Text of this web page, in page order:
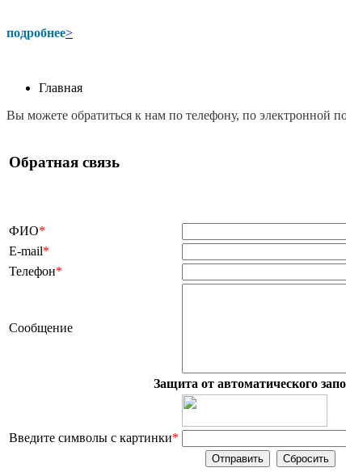
подробнее>
Главная
Вы можете обратиться к нам по телефону, по электронной
Обратная связь
ФИО*
E-mail*
Телефон*
Сообщение
Защита от автоматического
Введите символы с картинки*